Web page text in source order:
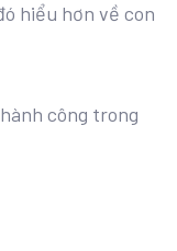
hiểu hơn về con
công trong